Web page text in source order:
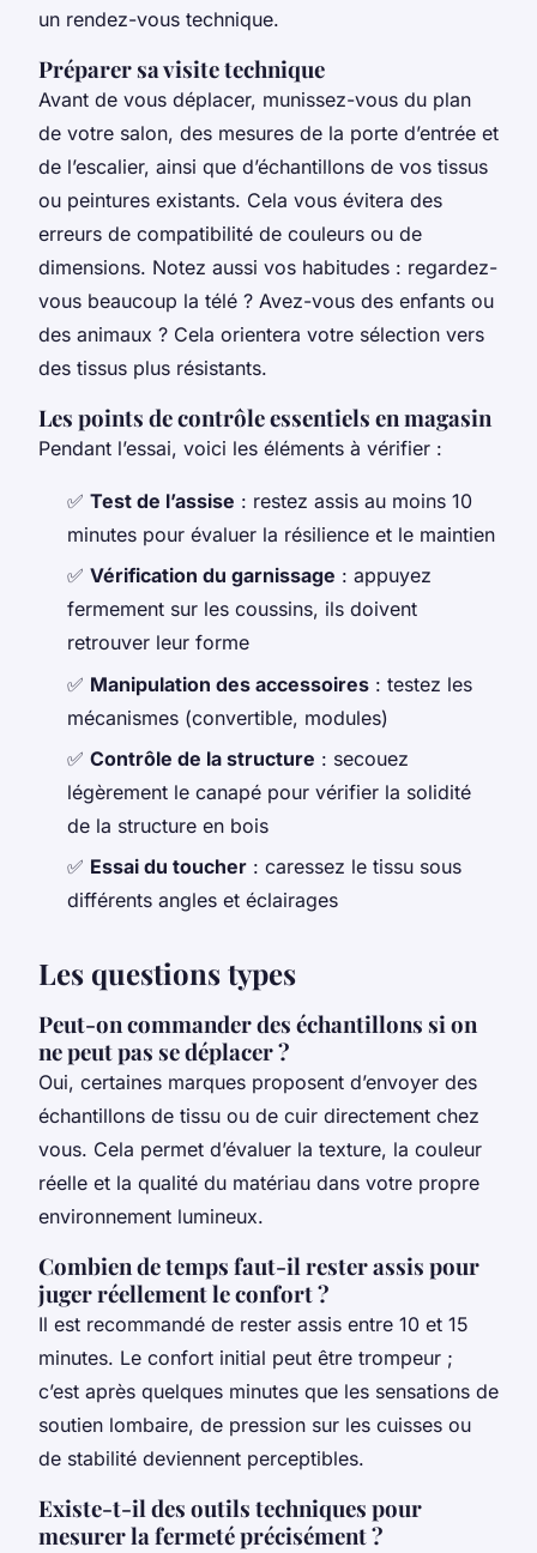
un rendez-vous technique.
Préparer sa visite technique
Avant de vous déplacer, munissez-vous du plan
de votre salon, des mesures de la porte d’entrée et
de l’escalier, ainsi que d’échantillons de vos tissus
ou peintures existants. Cela vous évitera des
erreurs de compatibilité de couleurs ou de
dimensions. Notez aussi vos habitudes : regardez-
vous beaucoup la télé ? Avez-vous des enfants ou
des animaux ? Cela orientera votre sélection vers
des tissus plus résistants.
Les points de contrôle essentiels en magasin
Pendant l’essai, voici les éléments à vérifier :
✅ Test de l’assise : restez assis au moins 10
minutes pour évaluer la résilience et le maintien
✅ Vérification du garnissage : appuyez
fermement sur les coussins, ils doivent
retrouver leur forme
✅ Manipulation des accessoires : testez les
mécanismes (convertible, modules)
✅ Contrôle de la structure : secouez
légèrement le canapé pour vérifier la solidité
de la structure en bois
✅ Essai du toucher : caressez le tissu sous
différents angles et éclairages
Les questions types
Peut-on commander des échantillons si on
ne peut pas se déplacer ?
Oui, certaines marques proposent d’envoyer des
échantillons de tissu ou de cuir directement chez
vous. Cela permet d’évaluer la texture, la couleur
réelle et la qualité du matériau dans votre propre
environnement lumineux.
Combien de temps faut-il rester assis pour
juger réellement le confort ?
Il est recommandé de rester assis entre 10 et 15
minutes. Le confort initial peut être trompeur ;
c’est après quelques minutes que les sensations de
soutien lombaire, de pression sur les cuisses ou
de stabilité deviennent perceptibles.
Existe-t-il des outils techniques pour
mesurer la fermeté précisément ?